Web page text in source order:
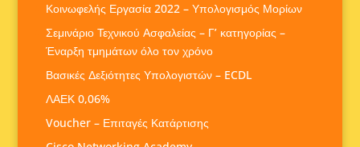
Κοινωφελής Εργασία 2022 – Υπολογισμός Μορίων
Σεμινάριο Τεχνικού Ασφαλείας – Γ’ κατηγορίας –
Έναρξη τμημάτων όλο τον χρόνο
Βασικές Δεξιότητες Υπολογιστών – ECDL
ΛΑΕΚ 0,06%
Voucher – Επιταγές Κατάρτισης